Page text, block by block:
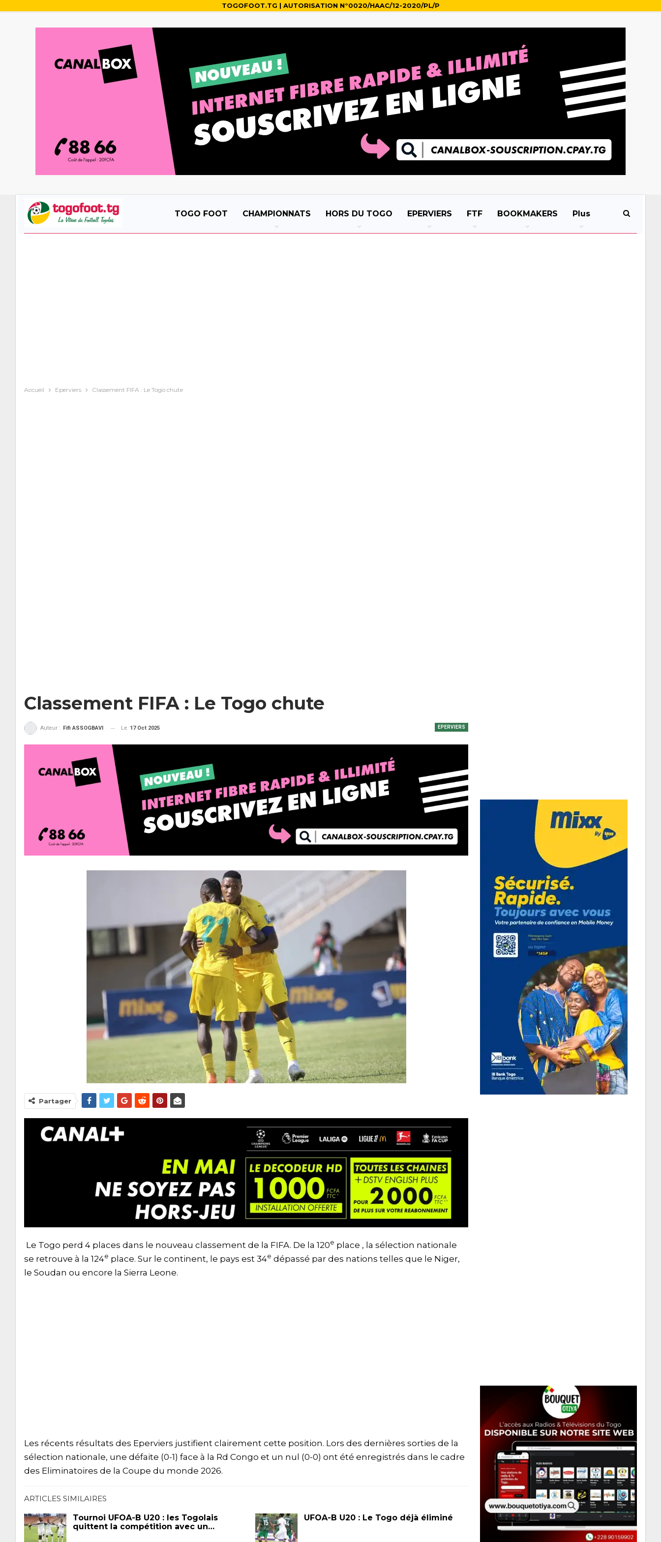
TOGOFOOT.TG | AUTORISATION N°0020/HAAC/12-2020/PL/P
TOGO FOOT CHAMPIONNATS HORS DU TOGO EPERVIERS FTF BOOKMAKERS Plus
Accueil Eperviers Classement FIFA : Le Togo chute
Classement FIFA : Le Togo chute
EPERVIERS
Auteur : Fifi ASSOGBAVI Le 17 Oct 2025
Partager
Le Togo perd 4 places dans le nouveau classement de la FIFA. De la 120e place , la sélection nationale
se retrouve à la 124e place. Sur le continent, le pays est 34e dépassé par des nations telles que le Niger,
le Soudan ou encore la Sierra Leone.
Les récents résultats des Eperviers justifient clairement cette position. Lors des dernières sorties de la
sélection nationale, une défaite (0-1) face à la Rd Congo et un nul (0-0) ont été enregistrés dans le cadre
des Eliminatoires de la Coupe du monde 2026.
ARTICLES SIMILAIRES
Tournoi UFOA-B U20 : les Togolais
quittent la compétition avec un…
UFOA-B U20 : Le Togo déjà éliminé